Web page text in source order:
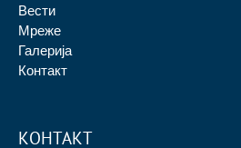
Вести
Мреже
Галерија
Контакт
КОНТАКТ